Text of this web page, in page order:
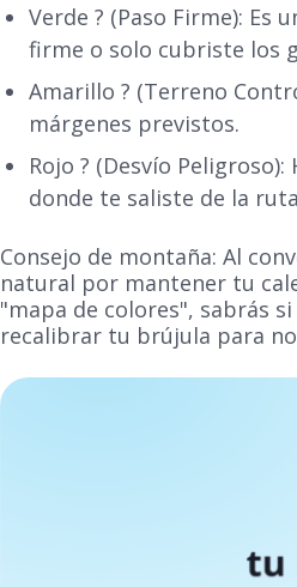
Verde ? (Paso Firme): Es
firme o solo cubriste los
Amarillo ? (Terreno
márgenes previstos.
Rojo ? (Desvío
donde te saliste de la
Consejo de montaña: Al
natural por mantener tu
"mapa de colores", sabrás
recalibrar tu brújula para